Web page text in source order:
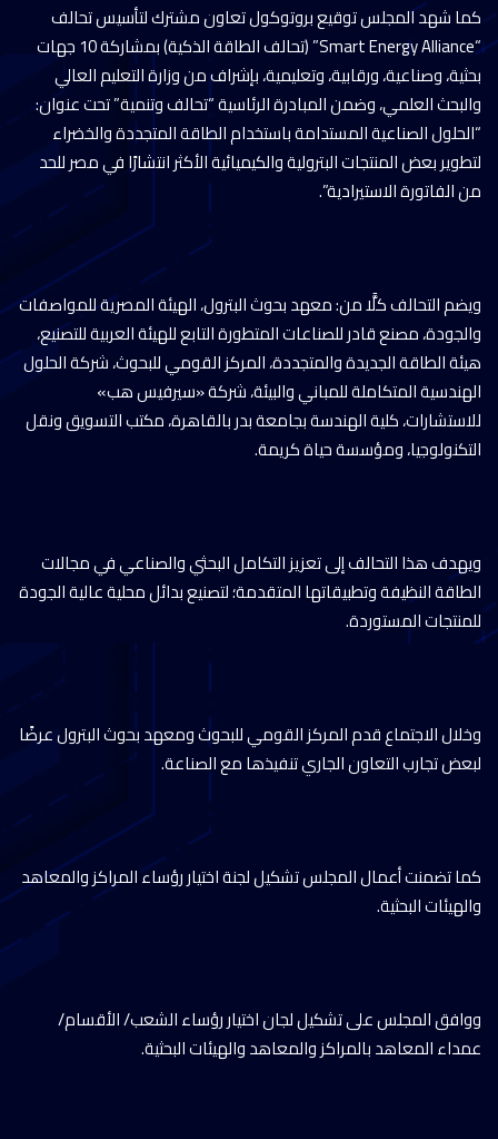
كما شهد المجلس توقيع بروتوكول تعاون مشترك لتأسيس تحالف
“Smart Energy Alliance” (تحالف الطاقة الذكية) بمشاركة 10 جهات
بحثية، وصناعية، ورقابية، وتعليمية، بإشراف من وزارة التعليم العالي
والبحث العلمي، وضمن المبادرة الرئاسية “تحالف وتنمية” تحت عنوان:
“الحلول الصناعية المستدامة باستخدام الطاقة المتجددة والخضراء
لتطوير بعض المنتجات البترولية والكيميائية الأكثر انتشارًا في مصر للحد
من الفاتورة الاستيرادية”.
ويضم التحالف كلًّا من: معهد بحوث البترول، الهيئة المصرية للمواصفات
والجودة، مصنع قادر للصناعات المتطورة التابع للهيئة العربية للتصنيع،
هيئة الطاقة الجديدة والمتجددة، المركز القومي للبحوث، شركة الحلول
الهندسية المتكاملة للمباني والبيئة، شركة «سيرفيس هب»
للاستشارات، كلية الهندسة بجامعة بدر بالقاهرة، مكتب التسويق ونقل
التكنولوجيا، ومؤسسة حياة كريمة.
ويهدف هذا التحالف إلى تعزيز التكامل البحثي والصناعي في مجالات
الطاقة النظيفة وتطبيقاتها المتقدمة؛ لتصنيع بدائل محلية عالية الجودة
للمنتجات المستوردة.
وخلال الاجتماع قدم المركز القومي للبحوث ومعهد بحوث البترول عرضًا
لبعض تجارب التعاون الجاري تنفيذها مع الصناعة.
كما تضمنت أعمال المجلس تشكيل لجنة اختيار رؤساء المراكز والمعاهد
والهيئات البحثية.
ووافق المجلس على تشكيل لجان اختيار رؤساء الشعب/ الأقسام/
عمداء المعاهد بالمراكز والمعاهد والهيئات البحثية.